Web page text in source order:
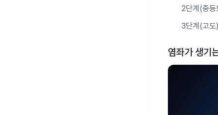
2단계(중등
3단계(고도
염좌가 생기